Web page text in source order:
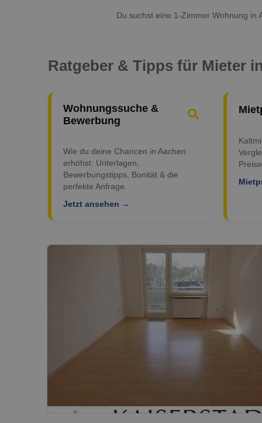
Du suchst eine 1-Zimmer Wohnung in
Ratgeber & Tipps für Mieter
Wohnungssuche &
Bewerbung
Wie du deine Chancen in Aachen
erhöhst: Unterlagen,
Bewerbungstipps, Bonität & die
perfekte Anfrage.
Jetzt ansehen →